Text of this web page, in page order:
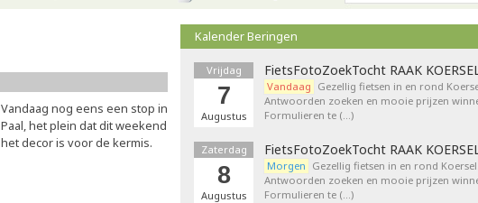
Vandaag nog eens een stop in
Paal, het plein dat dit weekend
het decor is voor de kermis.
Kalender Beringen
Vrijdag
7
Augustus
FietsFotoZoekTocht RAAK
Vandaag Gezellig fietsen in en rond
Antwoorden zoeken en mooie prijzen
Formulieren te (…)
Zaterdag
8
Augustus
FietsFotoZoekTocht RAAK
Morgen Gezellig fietsen in en rond Koersel.
Antwoorden zoeken en mooie prijzen
Formulieren te (…)